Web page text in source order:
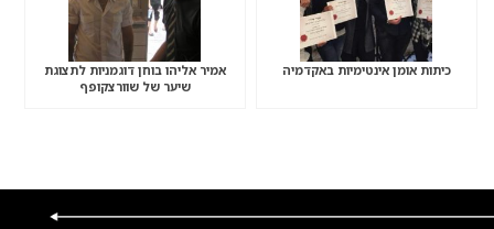
כיתות אומן אינטימיות באקדמיה
אמיר אליהו בוחן דוגמניות לתצוגת
שיער של שוורצקופף